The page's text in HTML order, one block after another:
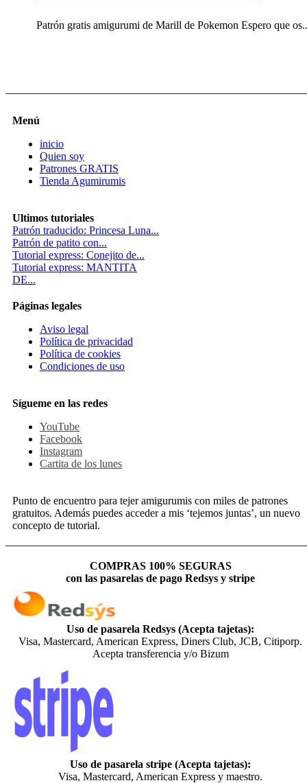
Patrón gratis amigurumi de Marill de Pokemon Espero que
Menú
inicio
Quien soy
Patrones GRATIS
Tienda Agumirumis
Ultimos tutoriales
Patrón traducido: Princesa Luna...
Patrón de patito con...
Tutorial express: Conejito de...
Tutorial express: MANTITA
DE...
Páginas legales
Aviso legal
Política de privacidad
Política de cookies
Condiciones de uso
Sígueme en las redes
YouTube
Facebook
Instagram
Cartita de los lunes
Punto de encuentro para tejer amigurumis con miles de patrones
gratuitos. Además puedes acceder a mis ‘tejemos juntas’, un nuevo
concepto de tutorial.
COMPRAS 100% SEGURAS
con las pasarelas de pago Redsys y stripe
Uso de pasarela Redsys (Acepta tajetas):
Visa, Mastercard, American Express, Diners Club, JCB, Citiporp.
Acepta transferencia y/o Bizum
Uso de pasarela stripe (Acepta tajetas):
Visa, Mastercard, American Express y maestro.